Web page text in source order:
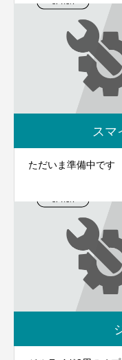
スマ
ただいま準備中です